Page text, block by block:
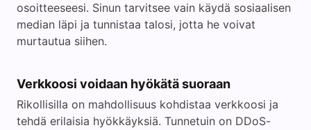
osoitteeseesi. Sinun tarvitsee vain käydä sosiaalisen
median läpi ja tunnistaa talosi, jotta he voivat
murtautua siihen.
Verkkoosi voidaan hyökätä suoraan
Rikollisilla on mahdollisuus kohdistaa verkkoosi ja
tehdä erilaisia hyökkäyksiä. Tunnetuin on DDoS-